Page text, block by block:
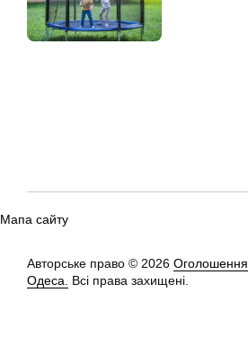
Мапа сайту
Авторське право © 2026 Оголошення
Одеса.
Всі права захищені.